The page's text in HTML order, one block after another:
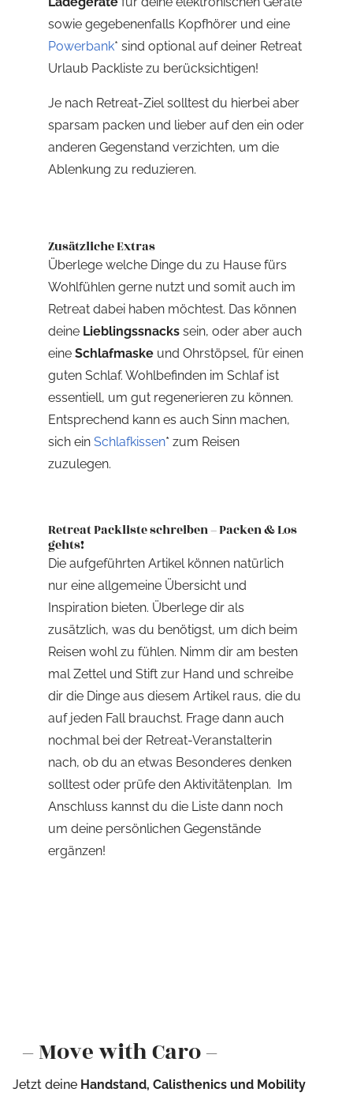
sowie gegebenenfalls Kopfhörer und eine
Powerbank* sind optional auf deiner Retreat
Urlaub Packliste zu berücksichtigen!
Je nach Retreat-Ziel solltest du hierbei aber
sparsam packen und lieber auf den ein oder
anderen Gegenstand verzichten, um die
Ablenkung zu reduzieren.
Zusätzliche Extras
Überlege welche Dinge du zu Hause fürs
Wohlfühlen gerne nutzt und somit auch im
Retreat dabei haben möchtest. Das können
deine Lieblingssnackssein, oder aber auch
eine Schlafmaskeund Ohrstöpsel, für einen
guten Schlaf. Wohlbefinden im Schlaf ist
essentiell, um gut regenerieren zu können.
Entsprechend kann es auch Sinn machen,
sich ein Schlafkissen* zum Reisen
zuzulegen.
Retreat Packliste schreiben – Packen & Los
gehts!
Die aufgeführten Artikel können natürlich
nur eine allgemeine Übersicht und
Inspiration bieten. Überlege dir als
zusätzlich, was du benötigst, um dich beim
Reisen wohl zu fühlen. Nimm dir am besten
mal Zettel und Stift zur Hand und schreibe
dir die Dinge aus diesem Artikel raus, die du
auf jeden Fall brauchst. Frage dann auch
nochmal bei der Retreat-Veranstalterin
nach, ob du an etwas Besonderes denken
solltest oder prüfe den Aktivitätenplan. Im
Anschluss kannst du die Liste dann noch
um deine persönlichen Gegenstände
ergänzen!
– Move with Caro –
Jetzt deine Handstand, Calisthenics und Mobility